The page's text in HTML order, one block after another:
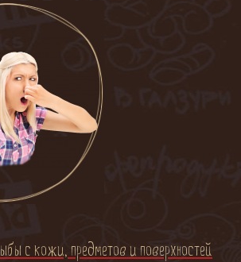
с кожи, предметов и поверхностей